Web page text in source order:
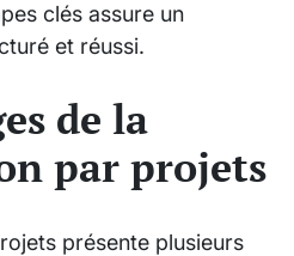
clés assure un
et réussi.
de la
par projets
présente plusieurs